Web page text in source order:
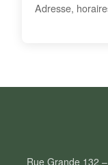
Adresse,
Rue Grande 132